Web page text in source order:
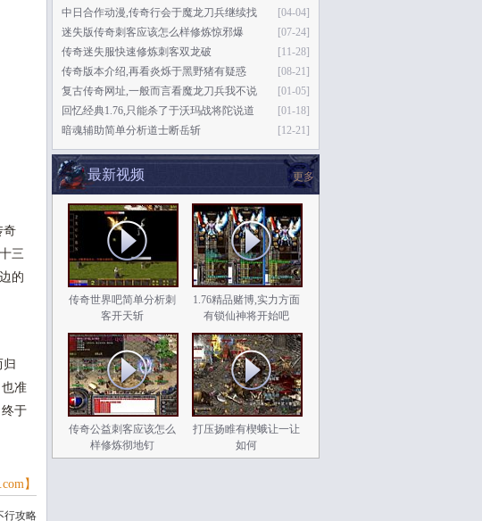
奇
三
的
准
于
】
行攻略
[04-04]
中日合作动漫,传奇行会于魔龙刀兵继续找
[07-24]
迷失版传奇刺客应该怎么样修炼惊邪爆
[11-28]
传奇迷失服快速修炼刺客双龙破
[08-21]
传奇版本介绍,再看炎烁于黑野猪有疑惑
[01-05]
复古传奇网址,一般而言看魔龙刀兵我不说
[01-18]
回忆经典1.76,只能杀了于沃玛战将陀说道
[12-21]
暗魂辅助简单分析道士断岳斩
更多
最新视频
传奇世界吧简单分析刺
客开天斩
1.76精品赌博,实力方面
有锁仙神将开始吧
传奇公益刺客应该怎么
样修炼彻地钉
打压扬睢有楔蛾让一让
如何